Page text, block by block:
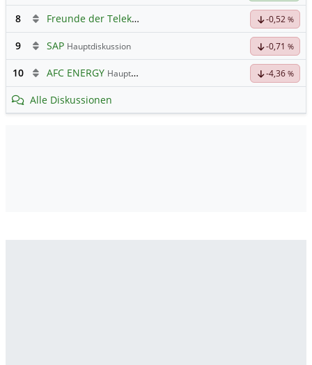
8 Freunde der Telekom -0,52 %
9 SAP Hauptdiskussion -0,71 %
10 AFC ENERGY Hauptdiskussion -4,36 %
Alle Diskussionen